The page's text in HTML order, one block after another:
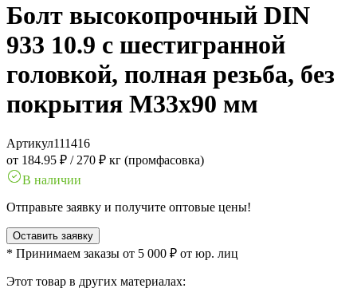
Болт высокопрочный DIN
933 10.9 с шестигранной
головкой, полная резьба, без
покрытия M33x90 мм
Артикул111416
от 184.95 ₽ / 270 ₽ кг (промфасовка)
В наличии
Отправьте заявку и получите оптовые цены!
Оставить заявку
* Принимаем заказы от 5 000 ₽ от юр. лиц
Этот товар в других материалах: